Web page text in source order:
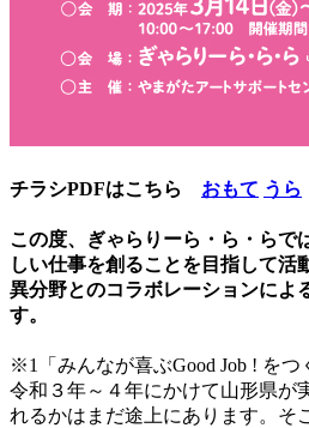
チラシPDFはこちら おもて うら
この度、ぎゃらりーら・ら・らで
しい仕事を創ることを目指して活
異分野とのコラボレーションによ
す。
※1「みんなが喜ぶGood Job ! をつ
令和３年～４年にかけて山形県が
れるかはまだ途上にあります。そ